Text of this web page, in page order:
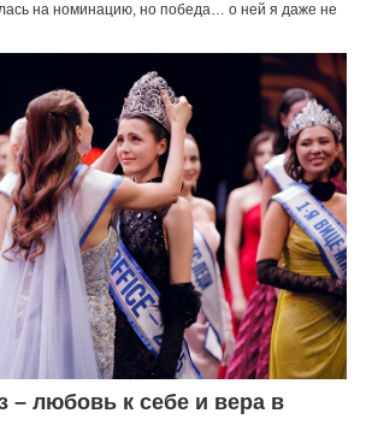
на номинацию, но победа… о ней я даже не
– любовь к себе и вера в